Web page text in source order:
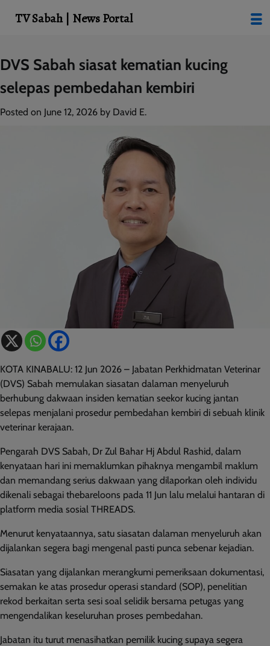
Skip
to
content
DVS Sabah siasat kematian kucing
selepas pembedahan kembiri
Posted on June 12, 2026 by David E.
KOTA KINABALU: 12 Jun 2026 – Jabatan Perkhidmatan Veterinar
(DVS) Sabah memulakan siasatan dalaman menyeluruh
berhubung dakwaan insiden kematian seekor kucing jantan
selepas menjalani prosedur pembedahan kembiri di sebuah klinik
veterinar kerajaan.
Pengarah DVS Sabah, Dr Zul Bahar Hj Abdul Rashid, dalam
kenyataan hari ini memaklumkan pihaknya mengambil maklum
dan memandang serius dakwaan yang dilaporkan oleh individu
dikenali sebagai thebareloons pada 11 Jun lalu melalui hantaran di
platform media sosial THREADS.
Menurut kenyataannya, satu siasatan dalaman menyeluruh akan
dijalankan segera bagi mengenal pasti punca sebenar kejadian.
Siasatan yang dijalankan merangkumi pemeriksaan dokumentasi,
semakan ke atas prosedur operasi standard (SOP), penelitian
rekod berkaitan serta sesi soal selidik bersama petugas yang
mengendalikan keseluruhan proses pembedahan.
Jabatan itu turut menasihatkan pemilik kucing supaya segera
TV Sabah | News Portal